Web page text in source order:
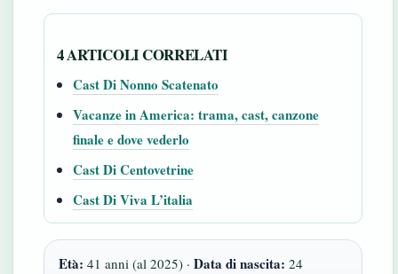
4 ARTICOLI CORRELATI
Cast Di Nonno Scatenato
Vacanze in America: trama, cast, canzone
finale e dove vederlo
Cast Di Centovetrine
Cast Di Viva L’italia
Età: 41 anni (al 2025) · Data di nascita: 24